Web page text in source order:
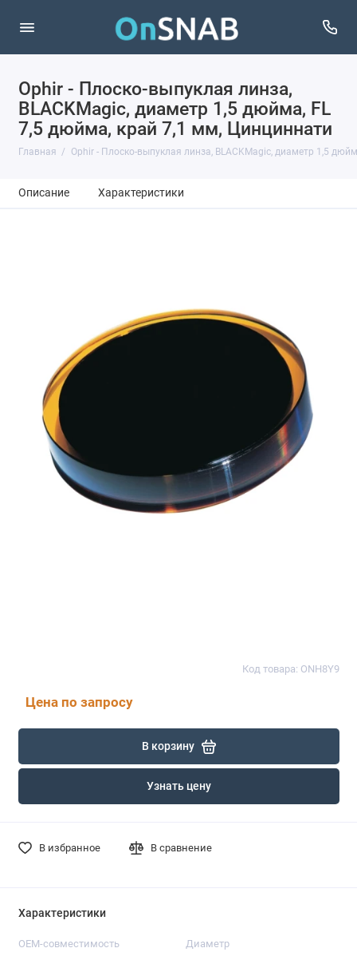
Ophir - Плоско-выпуклая линза,
BLACKMagic, диаметр 1,5 дюйма, FL
7,5 дюйма, край 7,1 мм, Цинциннати
Главная Ophir - Плоско-выпуклая линза, BLACKMagic, диаметр 1,5
Описание Характеристики
Код товара: ONH8Y9
Цена по запросу
В корзину
Узнать цену
В избранное В сравнение
Характеристики
OEM-совместимость Диаметр